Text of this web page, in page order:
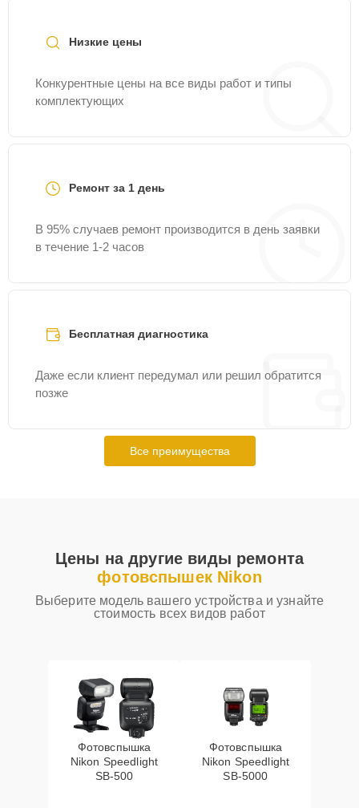
Низкие цены
Конкурентные цены на все виды работ и типы
комплектующих
Ремонт за 1 день
В 95% случаев ремонт производится в день заявки
в течение 1-2 часов
Бесплатная диагностика
Даже если клиент передумал или решил обратится
позже
Все преимущества
Цены на другие виды ремонта
фотовспышек Nikon
Выберите модель вашего устройства и узнайте
стоимость всех видов работ
Фотовспышка
Nikon Speedlight
SB-500
Фотовспышка
Nikon Speedlight
SB-5000